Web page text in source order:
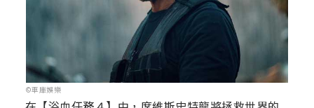
©車庫娛樂